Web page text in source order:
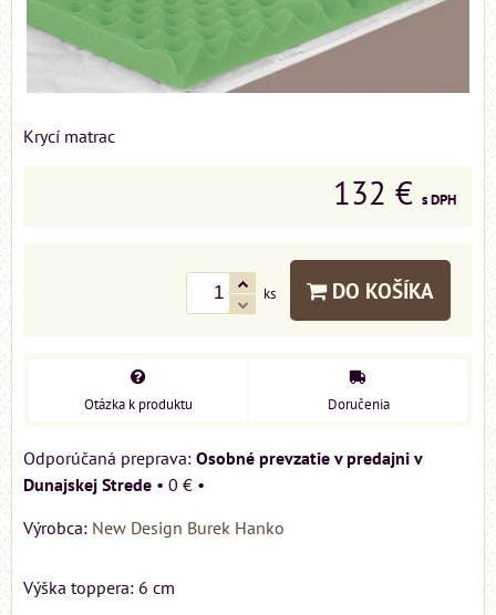
Krycí matrac
132 € s DPH
ks DO KOŠÍKA
Otázka k produktu Doručenia
Osobné prevzatie v predajni v
Dunajskej Strede • 0 € •
Výrobca: New Design Burek Hanko
Výška toppera: 6 cm